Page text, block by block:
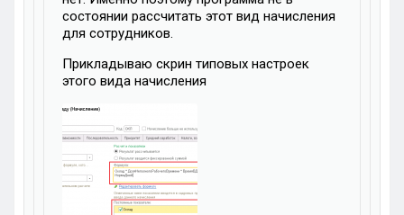
состоянии рассчитать этот вид начисления
для сотрудников.
Прикладываю скрин типовых настроек
этого вида начисления